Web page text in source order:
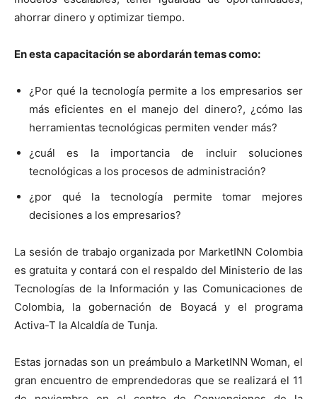
ahorrar dinero y optimizar tiempo.
En esta capacitación se abordarán temas como:
¿Por qué la tecnología permite a los empresarios ser
más eficientes en el manejo del dinero?, ¿cómo las
herramientas tecnológicas permiten vender más?
¿cuál es la importancia de incluir soluciones
tecnológicas a los procesos de administración?
¿por qué la tecnología permite tomar mejores
decisiones a los empresarios?
La sesión de trabajo organizada por MarketINN Colombia
es gratuita y contará con el respaldo del Ministerio de las
Tecnologías de la Información y las Comunicaciones de
Colombia, la gobernación de Boyacá y el programa
Activa-T la Alcaldía de Tunja.
Estas jornadas son un preámbulo a MarketINN Woman, el
gran encuentro de emprendedoras que se realizará el 11